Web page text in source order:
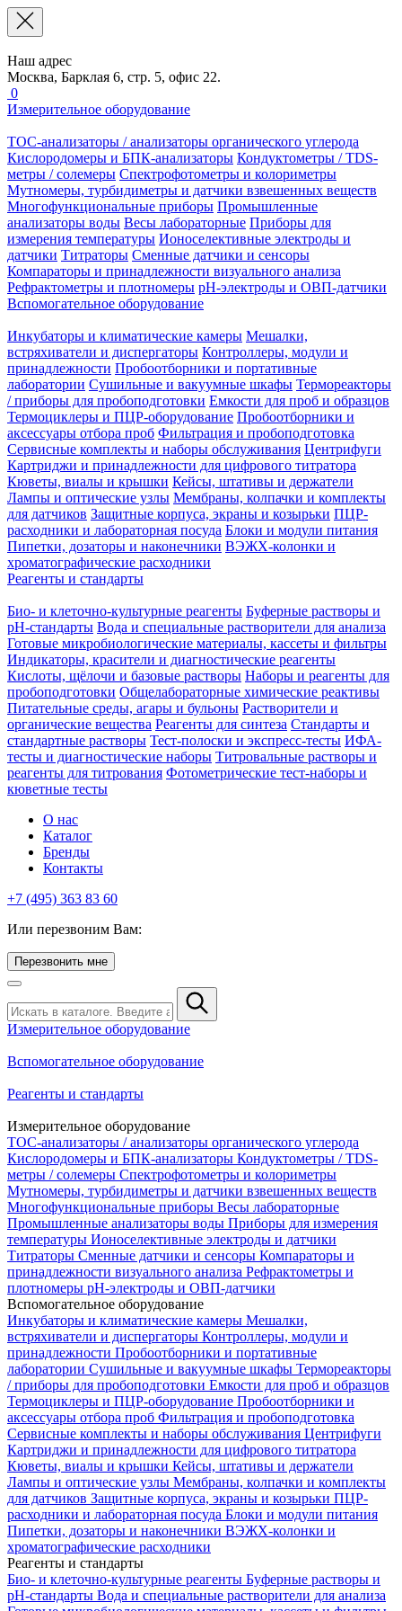
Наш адрес
Москва, Барклая 6, стр. 5, офис 22.
0
Измерительное оборудование
TOC-анализаторы / анализаторы органического углерода
Кислородомеры и БПК-анализаторы Кондуктометры / TDS-
метры / солемеры Спектрофотометры и колориметры
Мутномеры, турбидиметры и датчики взвешенных веществ
Многофункциональные приборы Промышленные
анализаторы воды Весы лабораторные Приборы для
измерения температуры Ионоселективные электроды и
датчики Титраторы Сменные датчики и сенсоры
Компараторы и принадлежности визуального анализа
Рефрактометры и плотномеры pH-электроды и ОВП-датчики
Вспомогательное оборудование
Инкубаторы и климатические камеры Мешалки,
встряхиватели и диспергаторы Контроллеры, модули и
принадлежности Пробоотборники и портативные
лаборатории Сушильные и вакуумные шкафы Термореакторы
/ приборы для пробоподготовки Емкости для проб и образцов
Термоциклеры и ПЦР-оборудование Пробоотборники и
аксессуары отбора проб Фильтрация и пробоподготовка
Сервисные комплекты и наборы обслуживания Центрифуги
Картриджи и принадлежности для цифрового титратора
Кюветы, виалы и крышки Кейсы, штативы и держатели
Лампы и оптические узлы Мембраны, колпачки и комплекты
для датчиков Защитные корпуса, экраны и козырьки ПЦР-
расходники и лабораторная посуда Блоки и модули питания
Пипетки, дозаторы и наконечники ВЭЖХ-колонки и
хроматографические расходники
Реагенты и стандарты
Био- и клеточно-культурные реагенты Буферные растворы и
pH-стандарты Вода и специальные растворители для анализа
Готовые микробиологические материалы, кассеты и фильтры
Индикаторы, красители и диагностические реагенты
Кислоты, щёлочи и базовые растворы Наборы и реагенты для
пробоподготовки Общелабораторные химические реактивы
Питательные среды, агары и бульоны Растворители и
органические вещества Реагенты для синтеза Стандарты и
стандартные растворы Тест-полоски и экспресс-тесты ИФА-
тесты и диагностические наборы Титровальные растворы и
реагенты для титрования Фотометрические тест-наборы и
кюветные тесты
О нас
Каталог
Бренды
Контакты
+7 (495) 363 83 60
Или перезвоним Вам:
Перезвонить мне
Измерительное оборудование
Вспомогательное оборудование
Реагенты и стандарты
Измерительное оборудование
TOC-анализаторы / анализаторы органического углерода
Кислородомеры и БПК-анализаторы Кондуктометры / TDS-
метры / солемеры Спектрофотометры и колориметры
Мутномеры, турбидиметры и датчики взвешенных веществ
Многофункциональные приборы Весы лабораторные
Промышленные анализаторы воды Приборы для измерения
температуры Ионоселективные электроды и датчики
Титраторы Сменные датчики и сенсоры Компараторы и
принадлежности визуального анализа Рефрактометры и
плотномеры pH-электроды и ОВП-датчики
Вспомогательное оборудование
Инкубаторы и климатические камеры Мешалки,
встряхиватели и диспергаторы Контроллеры, модули и
принадлежности Пробоотборники и портативные
лаборатории Сушильные и вакуумные шкафы Термореакторы
/ приборы для пробоподготовки Емкости для проб и образцов
Термоциклеры и ПЦР-оборудование Пробоотборники и
аксессуары отбора проб Фильтрация и пробоподготовка
Сервисные комплекты и наборы обслуживания Центрифуги
Картриджи и принадлежности для цифрового титратора
Кюветы, виалы и крышки Кейсы, штативы и держатели
Лампы и оптические узлы Мембраны, колпачки и комплекты
для датчиков Защитные корпуса, экраны и козырьки ПЦР-
расходники и лабораторная посуда Блоки и модули питания
Пипетки, дозаторы и наконечники ВЭЖХ-колонки и
хроматографические расходники
Реагенты и стандарты
Био- и клеточно-культурные реагенты Буферные растворы и
pH-стандарты Вода и специальные растворители для анализа